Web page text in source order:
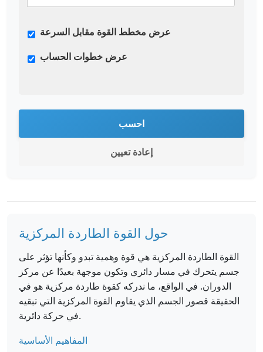
عرض مخطط القوة مقابل السرعة
عرض خطوات الحساب
احسب
إعادة تعيين
حول القوة الطاردة المركزية
القوة الطاردة المركزية هي قوة وهمية تبدو وكأنها تؤثر على
جسم يتحرك في مسار دائري وتكون موجهة بعيدًا عن مركز
الدوران. في الواقع، ما ندركه كقوة طاردة مركزية هو في
الحقيقة قصور الجسم الذي يقاوم القوة المركزية التي تبقيه
في حركة دائرية.
المفاهيم الأساسية